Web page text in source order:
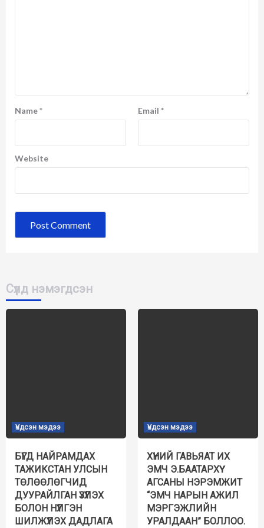
Name* Email *
Website
Сүүлд нэмэгдсэн
Үндсэн мэдээ
БҮГД НАЙРАМДАХ
ТАЖИКСТАН УЛСЫН
ТӨЛӨӨЛӨГЧИД
ДУУРАЙЛГАН ҮЗҮҮЛЭХ
БОЛОН НҮҮЛГЭН
ШИЛЖҮҮЛЭХ ДАДЛАГА
Үндсэн мэдээ
ХҮНИЙ ГАВЬЯАТ ИХ
ЭМЧ Э.БААТАРХҮҮ
АГСАНЫ НЭРЭМЖИТ
“ЭМЧ НАРЫН АЖИЛ
МЭРГЭЖЛИЙН
УРАЛДААН” БОЛЛОО.